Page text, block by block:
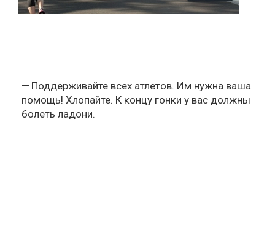
Поддерживайте всех атлетов. Им нужна ваша
помощь! Хлопайте. К концу гонки у вас должны
болеть ладони.